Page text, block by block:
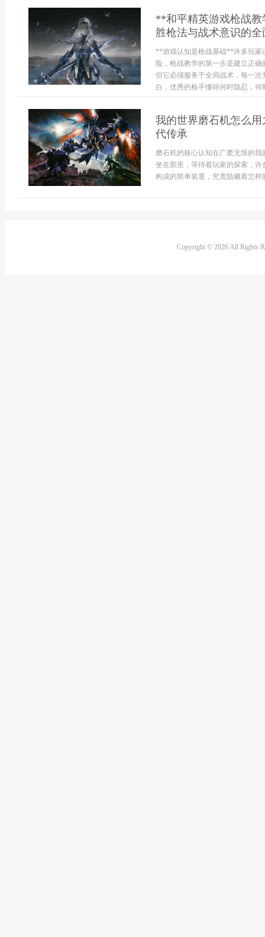
**和平精英游戏枪战
胜枪法与战术意识的
**游戏认知是枪战基础**许多玩家
险，枪战教学的第一步是建立正
但它必须服务于全局战术，每一
白，优秀的枪手懂得何时隐忍，何
我的世界磨石机怎么
代传承
磨石机的核心认知在广袤无垠的
坐在那里，等待着玩家的探索，
构成的简单装置，究竟隐藏着怎样
Copyright © 2026 All Rights